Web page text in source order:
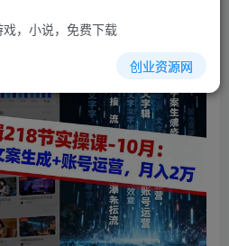
，小说，免费下载
创业资源网